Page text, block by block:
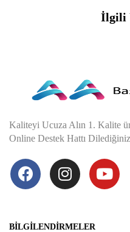
İlgili
Kaliteyi Ucuza Alın 1. Kalite
Online Destek Hattı
BILGILENDIRMELER